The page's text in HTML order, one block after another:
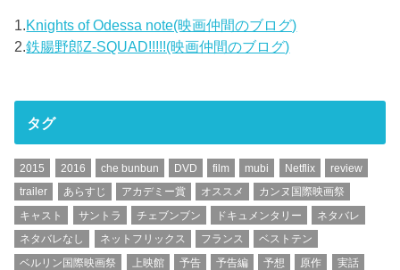
1.Knights of Odessa note(映画仲間のブログ)
2.鉄腸野郎Z-SQUAD!!!!!(映画仲間のブログ)
タグ
2015 2016 che bunbun DVD film mubi Netflix
review
trailer
あらすじ アカデミー賞 オススメ
カンヌ国際映画祭
キャスト
サントラ チェブンブン ドキュメンタリー
ネタバレ
ネタバレなし
ネットフリックス フランス
ベストテン
ベルリン国際映画祭
上映館 予告 予告編 予想 原作
実話